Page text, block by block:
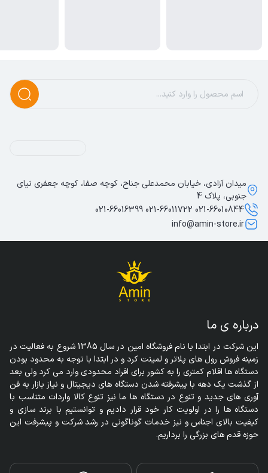
درباره ی ما
حوزه قدم های بزرگی را برداریم.
میدان آزادی، خیابان محمدعلی جناح، کوچه صفا، کوچه جعفری نیای
جنوبی، پلاک 4
021-66010844 021-66011722 021-66016399
info@amin-store.ir